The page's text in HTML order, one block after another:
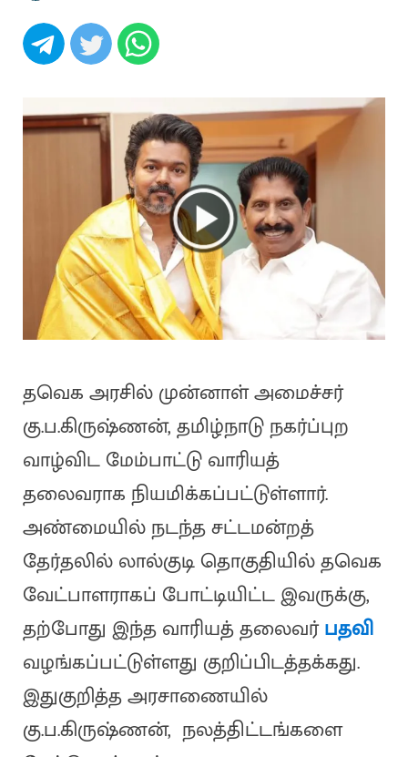
தவெக அரசில் முன்னாள் அமைச்சர்
கு.ப.கிருஷ்ணன், தமிழ்நாடு நகர்ப்புற
வாழ்விட மேம்பாட்டு வாரியத்
தலைவராக நியமிக்கப்பட்டுள்ளார்.
அண்மையில் நடந்த சட்டமன்றத்
தேர்தலில் லால்குடி தொகுதியில் தவெக
வேட்பாளராகப் போட்டியிட்ட இவருக்கு,
தற்போது இந்த வாரியத் தலைவர்பதவி
வழங்கப்பட்டுள்ளது குறிப்பிடத்தக்கது.
இதுகுறித்த அரசாணையில்
கு.ப.கிருஷ்ணன், நலத்திட்டங்களை